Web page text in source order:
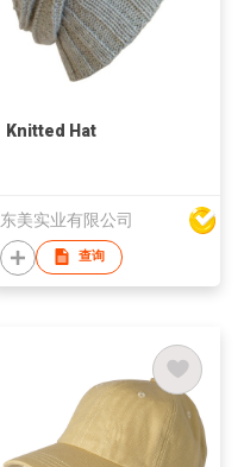
Knitted Hat
东美实业有限公司
查询